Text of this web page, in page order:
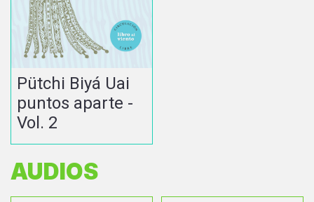
Pütchi Biyá Uai
puntos aparte -
Vol. 2
AUDIOS